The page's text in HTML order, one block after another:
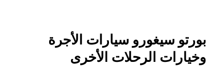
بورتو سيغورو سيارات الأجرة
وخيارات الرحلات الأخرى